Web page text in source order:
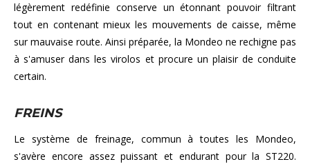
légèrement redéfinie conserve un étonnant pouvoir filtrant
tout en contenant mieux les mouvements de caisse, même
sur mauvaise route. Ainsi préparée, la Mondeo ne rechigne pas
à s'amuser dans les virolos et procure un plaisir de conduite
certain.
FREINS
Le système de freinage, commun à toutes les Mondeo,
s'avère encore assez puissant et endurant pour la ST220.